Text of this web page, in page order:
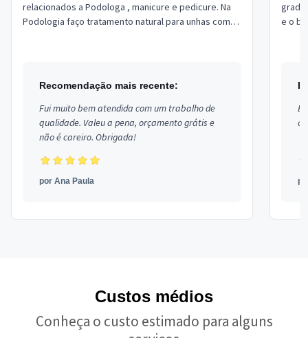
relacionados a Podologa , manicure e pedicure. Na
Podologia faço tratamento natural para unhas com
Recomendação mais recente:
Fui muito bem atendida com um trabalho de
qualidade. Valeu a pena, orçamento grátis e
não é careiro. Obrigada!
por Ana Paula
e o
Custos médios
Conheça o custo estimado para alguns